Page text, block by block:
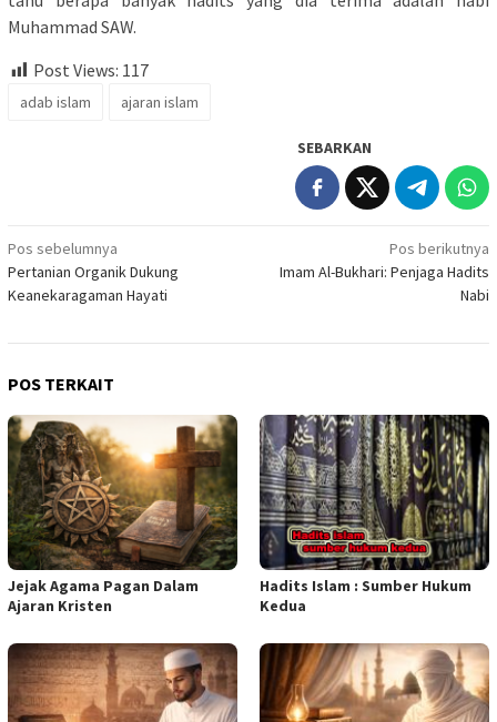
Muhammad SAW.
Post Views: 117
adab islam ajaran islam
SEBARKAN
Navigasi
pos
Pos sebelumnya
Pertanian Organik Dukung
Keanekaragaman Hayati
Pos berikutnya
Imam Al-Bukhari: Penjaga Hadits
Nabi
POS TERKAIT
Jejak Agama Pagan Dalam
Ajaran Kristen
Hadits Islam : Sumber Hukum
Kedua